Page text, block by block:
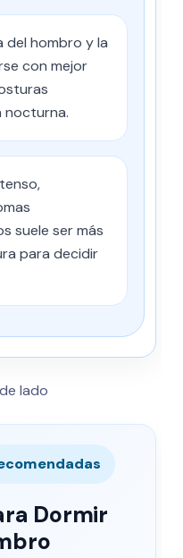
del hombro y la
con mejor
nocturna.
suele ser más
para decidir
Dormir